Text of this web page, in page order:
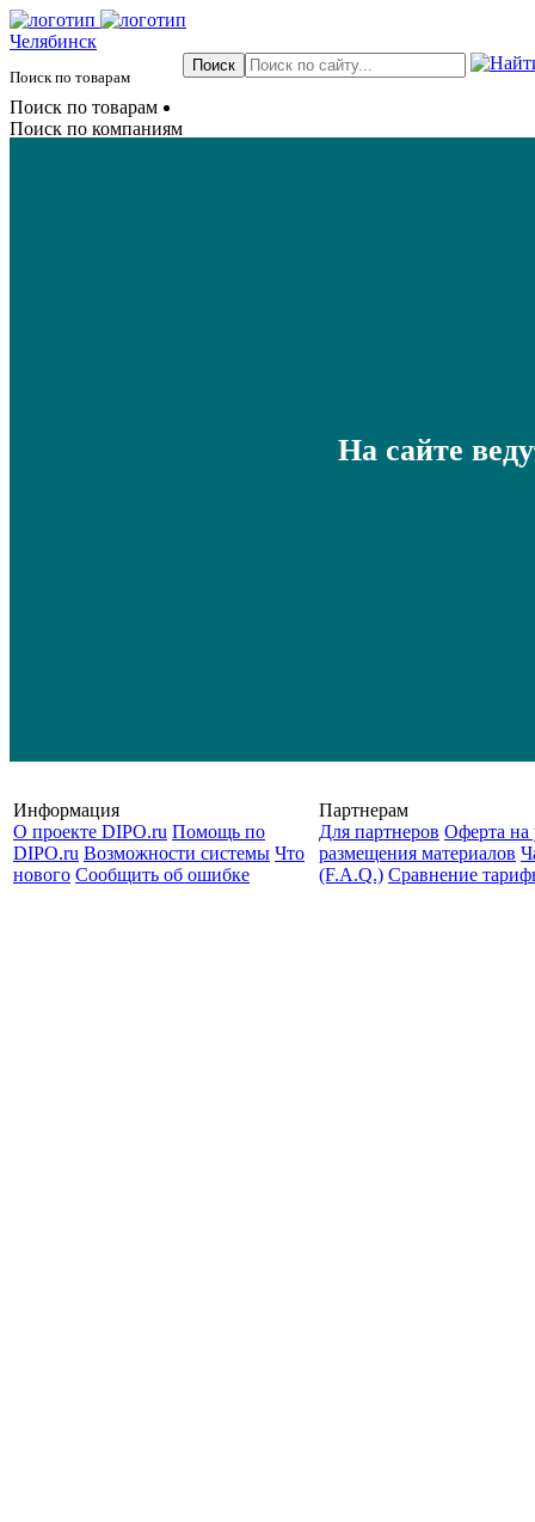
Челябинск
Поиск по товарам
Поиск по товарам
Поиск по компаниям
На сайте
Информация
О проекте DIPO.ru Помощь по
DIPO.ru Возможности системы Что
нового Сообщить об ошибке
Партнерам
Для партнеров Оферта на
размещения материалов
(F.A.Q.) Cравнение